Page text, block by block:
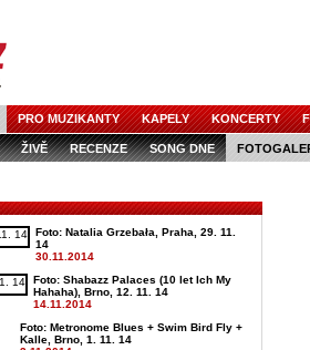
PRO MUZIKANTY KAPELY KONCERTY
ŽIVĚ RECENZE SONG DNE
Foto: Natalia Grzebała, Praha, 29. 11.
14
30.11.2014
Foto: Shabazz Palaces (10 let Ich My
Hahaha), Brno, 12. 11. 14
14.11.2014
Foto: Metronome Blues + Swim Bird Fly +
Kalle, Brno, 1. 11. 14